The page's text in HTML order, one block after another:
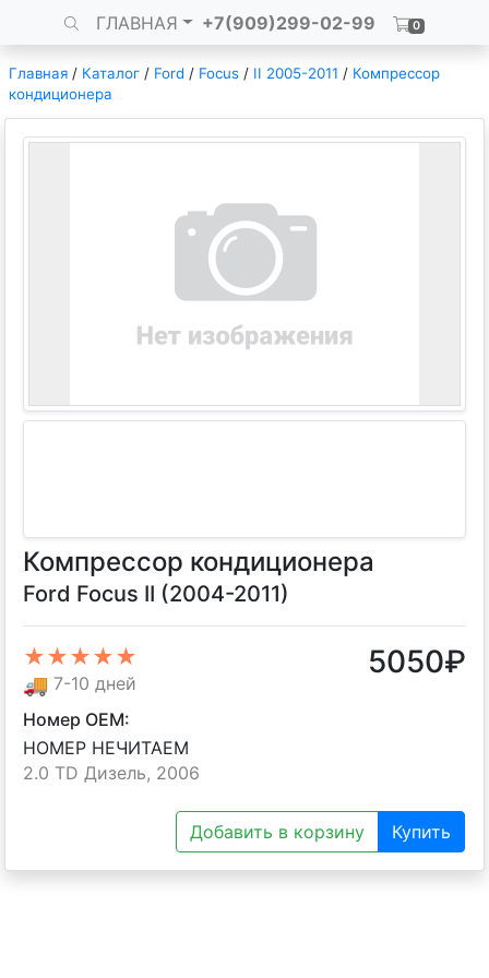
ГЛАВНАЯ +7(909)299-02-99 0
Главная / Каталог / Ford / Focus / II 2005-2011 / Компрессор
кондиционера
Компрессор кондиционера
Ford Focus II (2004-2011)
★★★★★
🚚 7-10 дней
5050₽
Номер OEM:
НОМЕР НЕЧИТАЕМ
2.0 TD Дизель, 2006
Добавить в корзину Купить